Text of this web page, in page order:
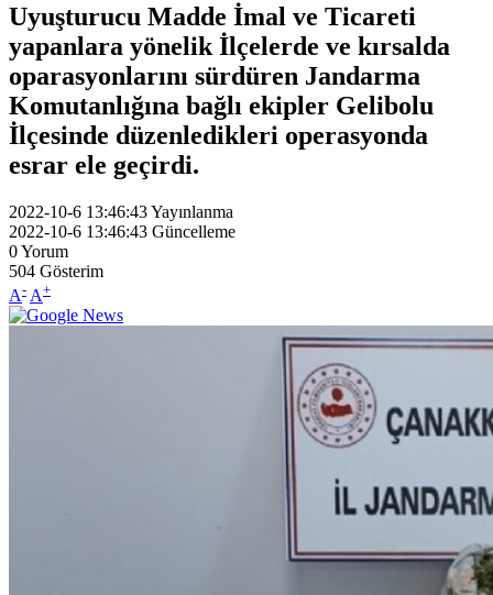
Uyuşturucu Madde İmal ve Ticareti
yapanlara yönelik İlçelerde ve kırsalda
oparasyonlarını sürdüren Jandarma
Komutanlığına bağlı ekipler Gelibolu
İlçesinde düzenledikleri operasyonda
esrar ele geçirdi.
2022-10-6 13:46:43Yayınlanma
2022-10-6 13:46:43 Güncelleme
0Yorum
504 Gösterim
A- A+